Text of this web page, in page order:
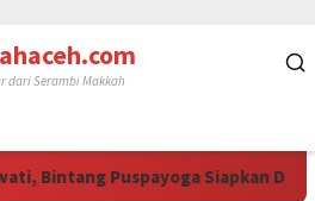
dari Serambi Makkah
Puspayoga Siapkan